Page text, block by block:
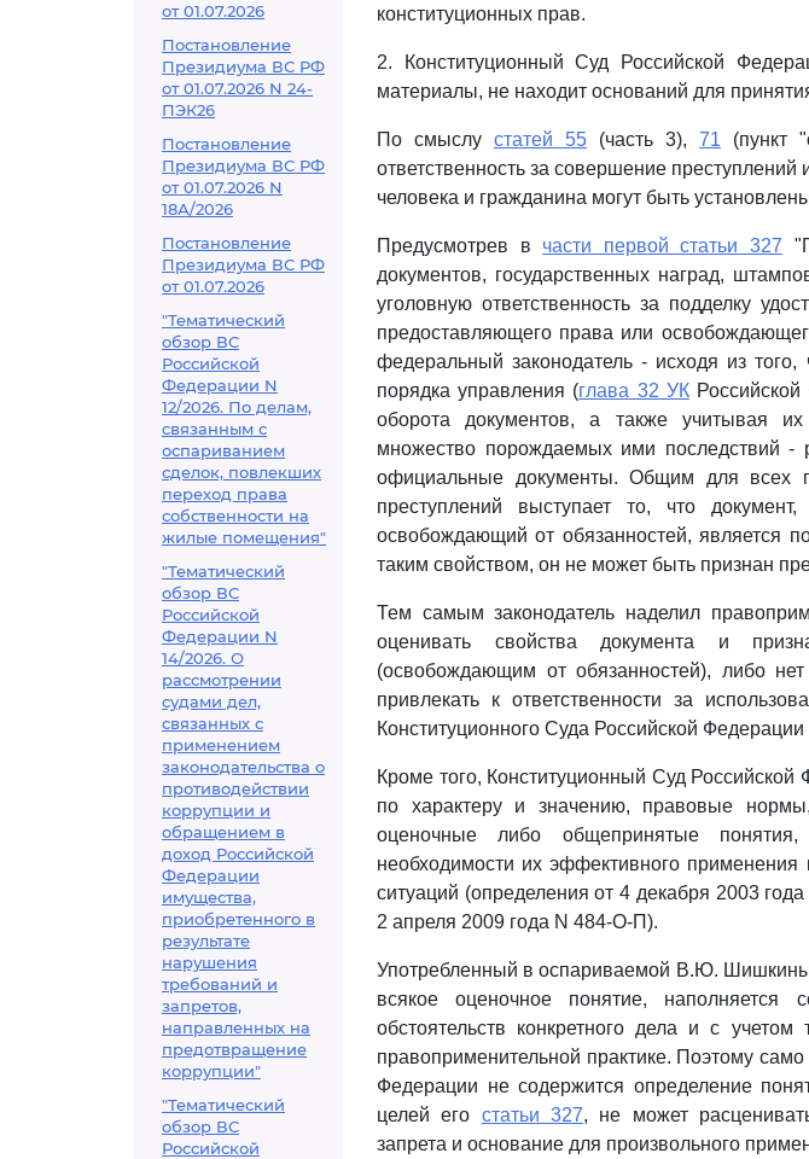
от 01.07.2026
Постановление
Президиума ВС РФ
от 01.07.2026 N 24-
ПЭК26
Постановление
Президиума ВС РФ
от 01.07.2026 N
18А/2026
Постановление
Президиума ВС РФ
от 01.07.2026
"Тематический
обзор ВС
Российской
Федерации N
12/2026. По делам,
связанным с
оспариванием
сделок, повлекших
переход права
собственности на
жилые помещения"
"Тематический
обзор ВС
Российской
Федерации N
14/2026. О
рассмотрении
судами дел,
связанных с
применением
законодательства о
противодействии
коррупции и
обращением в
доход Российской
Федерации
имущества,
приобретенного в
результате
нарушения
требований и
запретов,
направленных на
предотвращение
коррупции"
"Тематический
обзор ВС
Российской
конституционных прав.
2. Конституционный Суд Российской
материалы, не находит оснований для
По смыслу статей 55 (часть 3), 71 (пункт
ответственность за совершение
человека и гражданина могут быть
Предусмотрев в части первой статьи 327
документов, государственных наград,
уголовную ответственность за подделку
предоставляющего права или
федеральный законодатель - исходя из
порядка управления (глава 32 УКРоссийской
оборота документов, а также учитывая
множество порождаемых ими последствий -
официальные документы. Общим для всех
преступлений выступает то, что
освобождающий от обязанностей, является
таким свойством, он не может быть признан
Тем самым законодатель наделил
оценивать свойства документа и
(освобождающим от обязанностей), либо
привлекать к ответственности за
Конституционного Суда Российской
Кроме того, Конституционный Суд
по характеру и значению, правовые
оценочные либо общепринятые понятия,
необходимости их эффективного
ситуаций (определения от 4 декабря 2003
2 апреля 2009 года N 484-О-П).
Употребленный в оспариваемой В.Ю.
всякое оценочное понятие, наполняется
обстоятельств конкретного дела и с учетом
правоприменительной практике. Поэтому
Федерации не содержится определение
целей его статьи 327, не может
запрета и основание для произвольного